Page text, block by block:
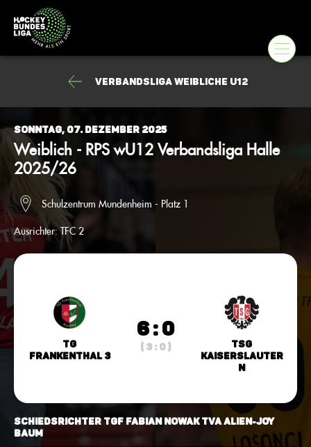
Verbandsliga weibliche U12
Sonntag, 07. Dezember 2025
Weiblich - RPS wU12 Verbandsliga Halle
2025/26
Schulzentrum Mundenheim - Platz 1
Ausrichter:TFC 2
TG
Frankenthal 3
6 : 0
( 3 : 0 )
TSG
Kaiserslauter
n
Schiedsrichter TGF Fabian Nowak TVA Alien-Joy
Baum